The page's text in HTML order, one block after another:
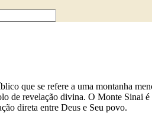
que se refere a uma montanha
de revelação divina. O Monte Sinai
direta entre Deus e Seu povo.